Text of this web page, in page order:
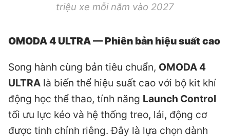
triệu xe mỗi năm vào 2027
OMODA 4 ULTRA — Phiên bản hiệu suất cao
Song hành cùng bản tiêu chuẩn, OMODA 4
ULTRA là biến thể hiệu suất cao với bộ kit khí
động học thể thao, tính năng Launch Control
tối ưu lực kéo và hệ thống treo, lái, động cơ
được tinh chỉnh riêng. Đây là lựa chọn dành